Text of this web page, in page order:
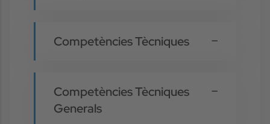
Competències Tècniques
Competències Tècniques
Generals